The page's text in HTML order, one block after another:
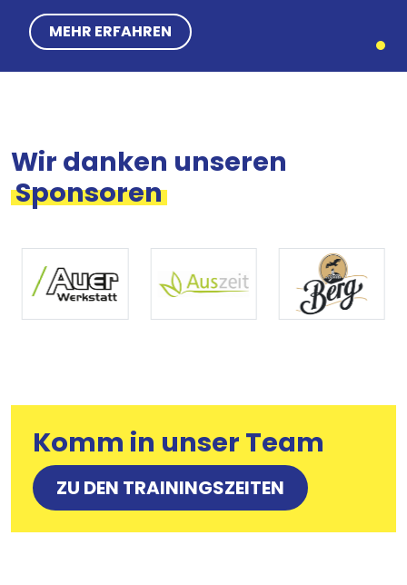
MEHR ERFAHREN
Wir danken unseren
Sponsoren
Komm in unser Team
ZU DEN TRAININGSZEITEN